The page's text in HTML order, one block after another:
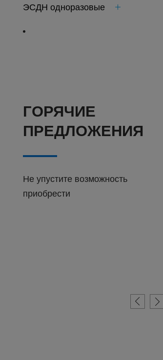
ЭСДН одноразовые
ГОРЯЧИЕ
ПРЕДЛОЖЕНИЯ
Не упустите возможность
приобрести